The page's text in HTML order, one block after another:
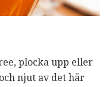
plocka upp eller
och njut av det här